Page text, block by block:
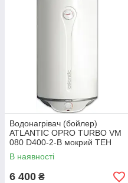
Водонагрівач (бойлер)
ATLANTIC OPRO TURBO VM
080 D400-2-B мокрий ТЕН
В наявності
6 400 ₴